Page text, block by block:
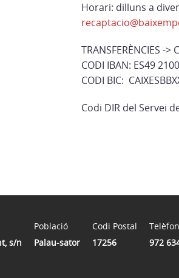
Horari: dilluns a
TRANSFERÈNCIES -
CODI IBAN: ES49
CODI BIC:
Codi DIR del Servei
s/n
Població
Palau-sator
Codi Postal
17256
Telèfon
972